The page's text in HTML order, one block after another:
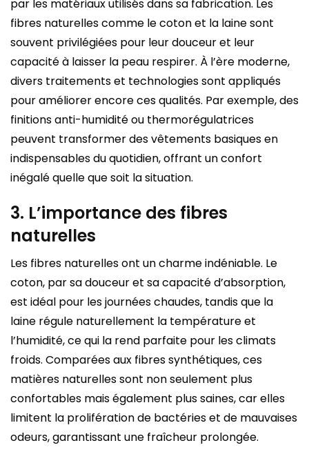
par les matériaux utilisés dans sa fabrication. Les
fibres naturelles comme le coton et la laine sont
souvent privilégiées pour leur douceur et leur
capacité à laisser la peau respirer. À l’ère moderne,
divers traitements et technologies sont appliqués
pour améliorer encore ces qualités. Par exemple, des
finitions anti-humidité ou thermorégulatrices
peuvent transformer des vêtements basiques en
indispensables du quotidien, offrant un confort
inégalé quelle que soit la situation.
3. L’importance des fibres
naturelles
Les fibres naturelles ont un charme indéniable. Le
coton, par sa douceur et sa capacité d’absorption,
est idéal pour les journées chaudes, tandis que la
laine régule naturellement la température et
l’humidité, ce qui la rend parfaite pour les climats
froids. Comparées aux fibres synthétiques, ces
matières naturelles sont non seulement plus
confortables mais également plus saines, car elles
limitent la prolifération de bactéries et de mauvaises
odeurs, garantissant une fraîcheur prolongée.